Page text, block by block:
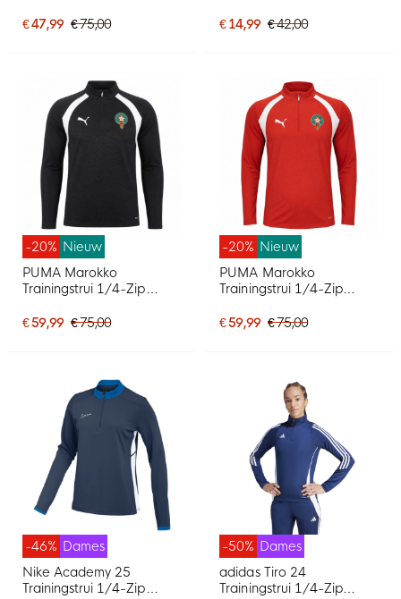
Grijs
€ 47,99 € 75,00
€ 14,99 € 42,00
-20% Nieuw
PUMA Marokko
Trainingstrui 1/4-Zip
€ 59,99 € 75,00
-20% Nieuw
PUMA Marokko
Trainingstrui 1/4-Zip
€ 59,99 € 75,00
-46% Dames
Nike Academy 25
Trainingstrui 1/4-Zip
-50% Dames
adidas Tiro 24
Trainingstrui 1/4-Zip